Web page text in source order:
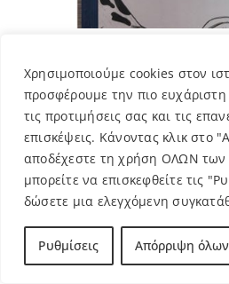
Χρησιμοποιούμε cookies στον
προσφέρουμε την πιο
τις προτιμήσεις σας και τις
επισκέψεις. Κάνοντας κλικ στο
αποδέχεστε τη χρήση ΟΛΩΝ
μπορείτε να επισκεφθείτε τις
δώσετε μια ελεγχόμενη
Ρυθμίσεις Απόρριψη όλων
ΔΙΟΝΥΣΗΣ
5,00€